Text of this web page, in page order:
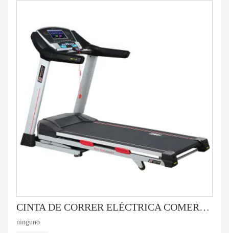
CINTA DE CORRER ELÉCTRICA COMERCIAL LIGERA HD-800T
ninguno